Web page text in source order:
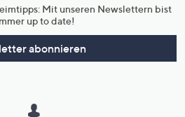
Mit unseren Newslettern bist
up to date!
abonnieren